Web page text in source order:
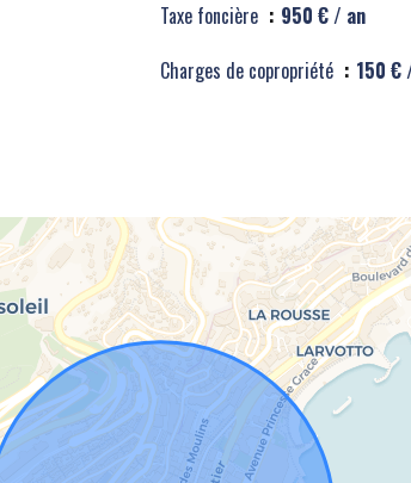
Taxe foncière
950 € / an
Charges de copropriété
150 €